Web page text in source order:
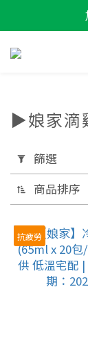
用
篩
選
(0/20)
機
能
▶️娘家滴
篩選
商品排序
抗疲勞